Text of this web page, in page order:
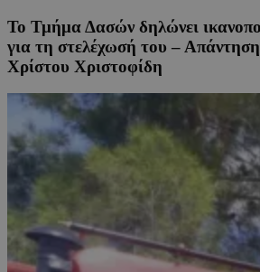
Το Τμήμα Δασών δηλώνει
για τη στελέχωσή του –
Χρίστου Χριστοφίδη